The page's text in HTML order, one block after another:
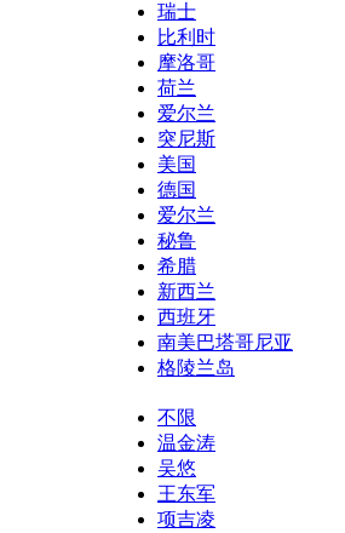
瑞士
比利时
摩洛哥
荷兰
爱尔兰
突尼斯
美国
德国
爱尔兰
秘鲁
希腊
新西兰
西班牙
南美巴塔哥尼亚
格陵兰岛
不限
温金涛
吴悠
王东军
项吉凌